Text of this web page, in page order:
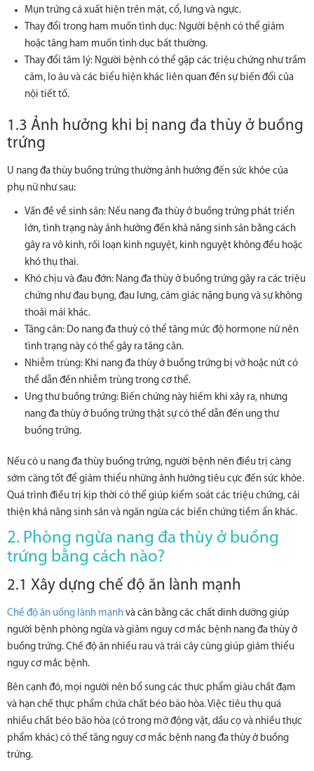
Mụn trứng cá xuất hiện trên mặt, cổ, lưng và ngực.
Thay đổi trong ham muốn tình dục: Người bệnh có thể giảm
hoặc tăng ham muốn tình dục bất thường.
Thay đổi tâm lý: Người bệnh có thể gặp các triệu chứng như trầm
cảm, lo âu và các biểu hiện khác liên quan đến sự biến đổi của
nội tiết tố.
1.3 Ảnh hưởng khi bị nang đa thùy ở buồng
trứng
U nang đa thùy buồng trứng thường ảnh hưởng đến sức khỏe của
phụ nữ như sau:
Vấn đề về sinh sản: Nếu nang đa thùy ở buồng trứng phát triển
lớn, tình trạng này ảnh hưởng đến khả năng sinh sản bằng cách
gây ra vô kinh, rối loạn kinh nguyệt, kinh nguyệt không đều hoặc
khó thụ thai.
Khó chịu và đau đớn: Nang đa thùy ở buồng trứng gây ra các triệu
chứng như đau bụng, đau lưng, cảm giác nặng bụng và sự không
thoải mái khác.
Tăng cân: Do nang đa thuỳ có thể tăng mức độ hormone nữ nên
tình trạng này có thể gây ra tăng cân.
Nhiễm trùng: Khi nang đa thùy ở buồng trứng bị vỡ hoặc nứt có
thể dẫn đến nhiễm trùng trong cơ thể.
Ung thư buồng trứng: Biến chứng này hiếm khi xảy ra, nhưng
nang đa thùy ở buồng trứng thật sự có thể dẫn đến ung thư
buồng trứng.
Nếu có u nang đa thùy buồng trứng, người bệnh nên điều trị càng
sớm càng tốt để giảm thiểu những ảnh hưởng tiêu cực đến sức khỏe.
Quá trình điều trị kịp thời có thể giúp kiểm soát các triệu chứng, cải
thiện khả năng sinh sản và ngăn ngừa các biến chứng tiềm ẩn khác.
2. Phòng ngừa nang đa thùy ở buồng
trứng bằng cách nào?
2.1 Xây dựng chế độ ăn lành mạnh
Chế độ ăn uống lành mạnh và cân bằng các chất dinh dưỡng giúp
người bệnh phòng ngừa và giảm nguy cơ mắc bệnh nang đa thùy ở
buồng trứng. Chế độ ăn nhiều rau và trái cây cũng giúp giảm thiểu
nguy cơ mắc bệnh.
Bên cạnh đó, mọi người nên bổ sung các thực phẩm giàu chất đạm
và hạn chế thực phẩm chứa chất béo bão hòa. Việc tiêu thụ quá
nhiều chất béo bão hòa (có trong mỡ động vật, dầu cọ và nhiều thực
phẩm khác) có thể tăng nguy cơ mắc bệnh nang đa thùy ở buồng
trứng.